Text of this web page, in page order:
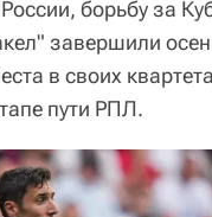
борьбу за
завершили
в своих
пути РПЛ.